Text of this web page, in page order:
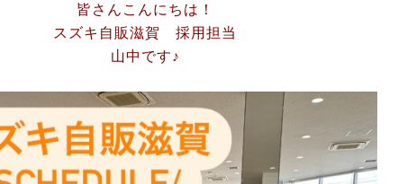
皆さんこんにちは！
スズキ自販滋賀 採用担当
山中です♪